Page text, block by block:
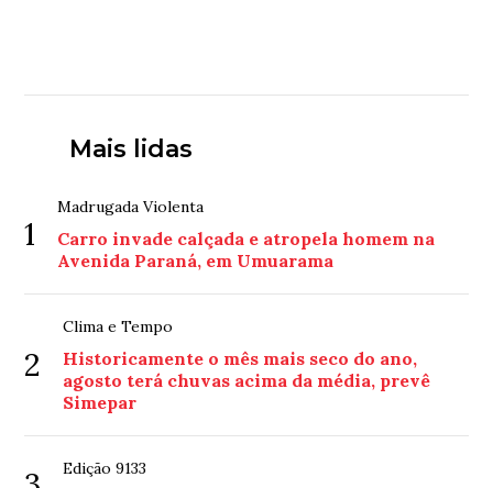
Mais lidas
1
Madrugada Violenta
Carro invade calçada e atropela homem na
Avenida Paraná, em Umuarama
2
Clima e Tempo
Historicamente o mês mais seco do ano,
agosto terá chuvas acima da média, prevê
Simepar
Edição 9133